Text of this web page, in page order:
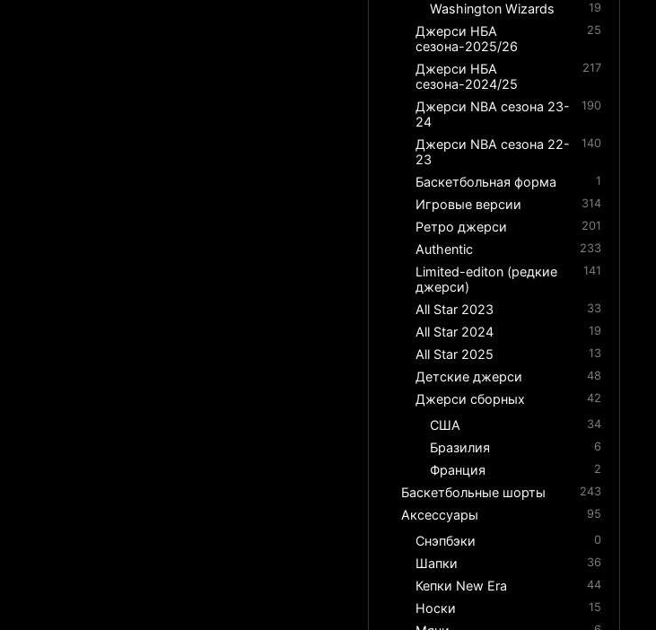
Washington Wizards 19
Джерси НБА
сезона-2025/26
25
Джерси НБА
сезона-2024/25
217
Джерси NBA сезона 23-
24
190
Джерси NBA сезона 22-
23
140
Баскетбольная форма 1
Игровые версии 314
Ретро джерси 201
Authentic 233
Limited-editon (редкие
джерси)
141
All Star 2023 33
All Star 2024 19
All Star 2025 13
Детские джерси 48
Джерси сборных 42
США 34
Бразилия 6
Франция 2
Баскетбольные шорты 243
Аксессуары 95
Снэпбэки 0
Шапки 36
Кепки New Era 44
Носки 15